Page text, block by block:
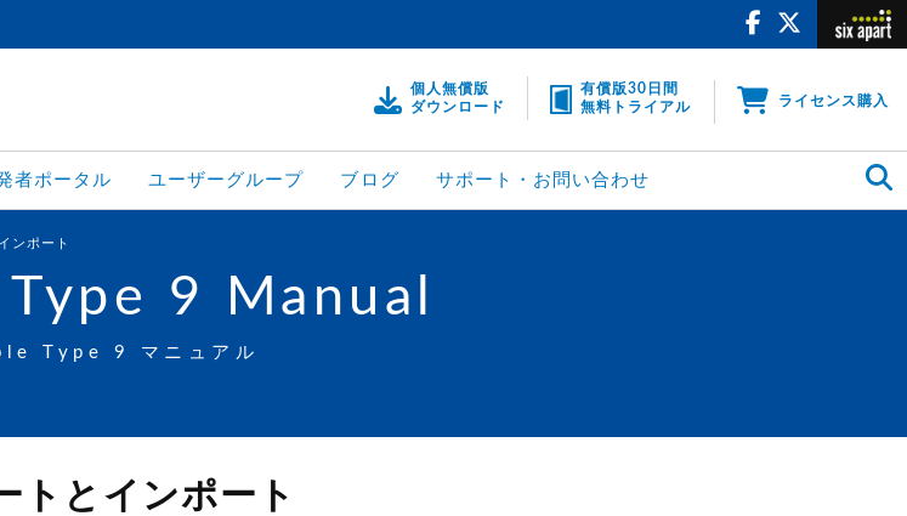
個人無償版
ダウンロード
有償版30日間
無料トライアル
ライセンス購入
者ポータル ユーザーグループ ブログ サポート・お問い合わせ
ンポート
9 Manual
Type 9 マニュアル
トとインポート